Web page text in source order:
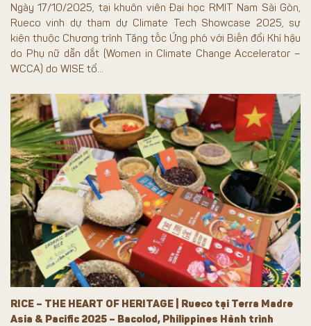
Ngày 17/10/2025, tại khuôn viên Đại học RMIT Nam Sài Gòn,
Rueco vinh dự tham dự Climate Tech Showcase 2025, sự
kiện thuộc Chương trình Tăng tốc Ứng phó với Biến đổi Khí hậu
do Phụ nữ dẫn dắt (Women in Climate Change Accelerator –
WCCA) do WISE tổ...
RICE – THE HEART OF HERITAGE | Rueco tại Terra Madre
Asia & Pacific 2025 – Bacolod, Philippines Hành trình